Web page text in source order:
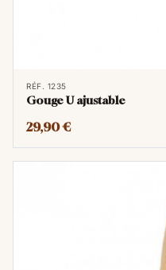
travail du cuir,
de couture
rainures précises
La rainette est un
doté d'une lame
sur un manche
différentes
de réaliser des
uniformes dans le
lignes de pliage
les coutures,
RÉF. 1235
Gouge U ajustable
29,90 €